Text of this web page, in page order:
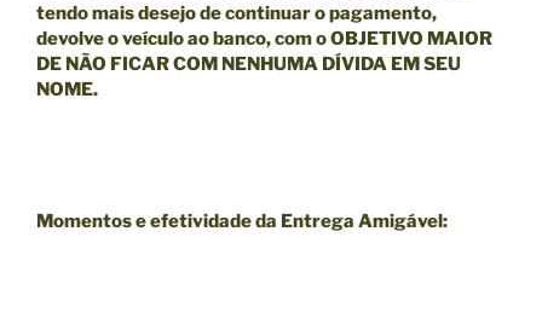
tendo mais desejo de continuar o pagamento,
devolve o veículo ao banco, com oOBJETIVO MAIOR
DE NÃO FICAR COM NENHUMA DÍVIDA EM SEU
NOME.
Momentos e efetividade da Entrega Amigável: